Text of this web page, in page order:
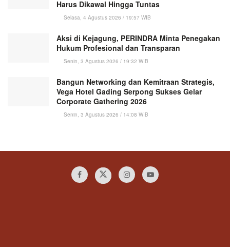
Harus Dikawal Hingga Tuntas
Selasa, 4 Agustus 2026 / 19:57 WIB
Aksi di Kejagung, PERINDRA Minta Penegakan
Hukum Profesional dan Transparan
Senin, 3 Agustus 2026 / 19:32 WIB
Bangun Networking dan Kemitraan Strategis,
Vega Hotel Gading Serpong Sukses Gelar
Corporate Gathering 2026
Senin, 3 Agustus 2026 / 14:08 WIB